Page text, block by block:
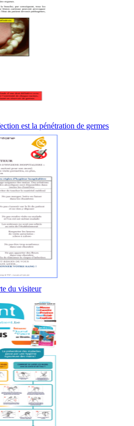
est la pénétration de germes
du visiteur